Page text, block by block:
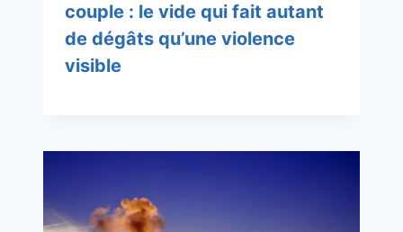
couple : le vide qui fait autant
de dégâts qu’une violence
visible